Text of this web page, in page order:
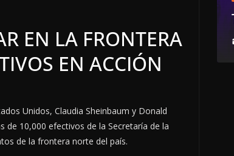
EN LA FRONTERA
EN ACCIÓN
Unidos, Claudia Sheinbaum y Donald
10,000 efectivos de la Secretaría de la
de la frontera norte del país.
TOP TEN DEL REPUDIO
7 agosto, 2026